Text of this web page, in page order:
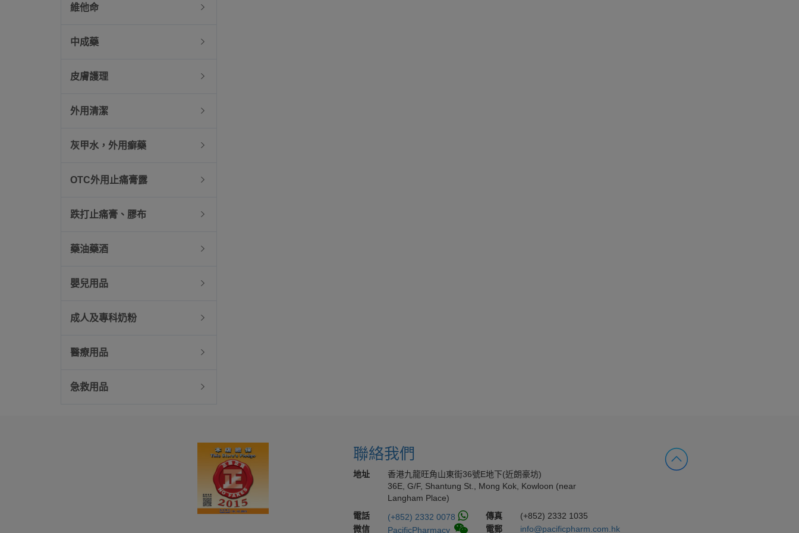
維他命
中成藥
皮膚護理
外用清潔
灰甲水，外用癬藥
OTC外用止痛膏露
跌打止痛膏、膠布
藥油藥酒
嬰兒用品
成人及專科奶粉
醫療用品
急救用品
聯絡我們
地址
香港九龍旺角山東街36號E地下(近朗豪坊)
36E, G/F, Shantung St., Mong Kok, Kowloon (near
Langham Place)
電話
(+852) 2332 0078 傳真
(+852) 2332 1035
微信
PacificPharmacy 電郵 info@pacificpharm.com.hk